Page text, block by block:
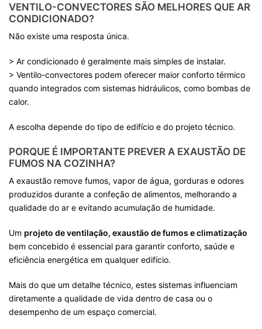
VENTILO-CONVECTORES SÃO MELHORES QUE AR
CONDICIONADO?
Não existe uma resposta única.
> Ar condicionado é geralmente mais simples de instalar.
> Ventilo-convectores podem oferecer maior conforto térmico
quando integrados com sistemas hidráulicos, como bombas de
calor.
A escolha depende do tipo de edifício e do projeto técnico.
PORQUE É IMPORTANTE PREVER A EXAUSTÃO DE
FUMOS NA COZINHA?
A exaustão remove fumos, vapor de água, gorduras e odores
produzidos durante a confeção de alimentos, melhorando a
qualidade do ar e evitando acumulação de humidade.
Um projeto de ventilação, exaustão de fumos e climatização
bem concebido é essencial para garantir conforto, saúde e
eficiência energética em qualquer edifício.
Mais do que um detalhe técnico, estes sistemas influenciam
diretamente a qualidade de vida dentro de casa ou o
desempenho de um espaço comercial.